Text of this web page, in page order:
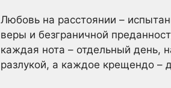
Любовь на расстоянии –
веры и безграничной
каждая нота – отдельный
разлукой, а каждое крещендо –